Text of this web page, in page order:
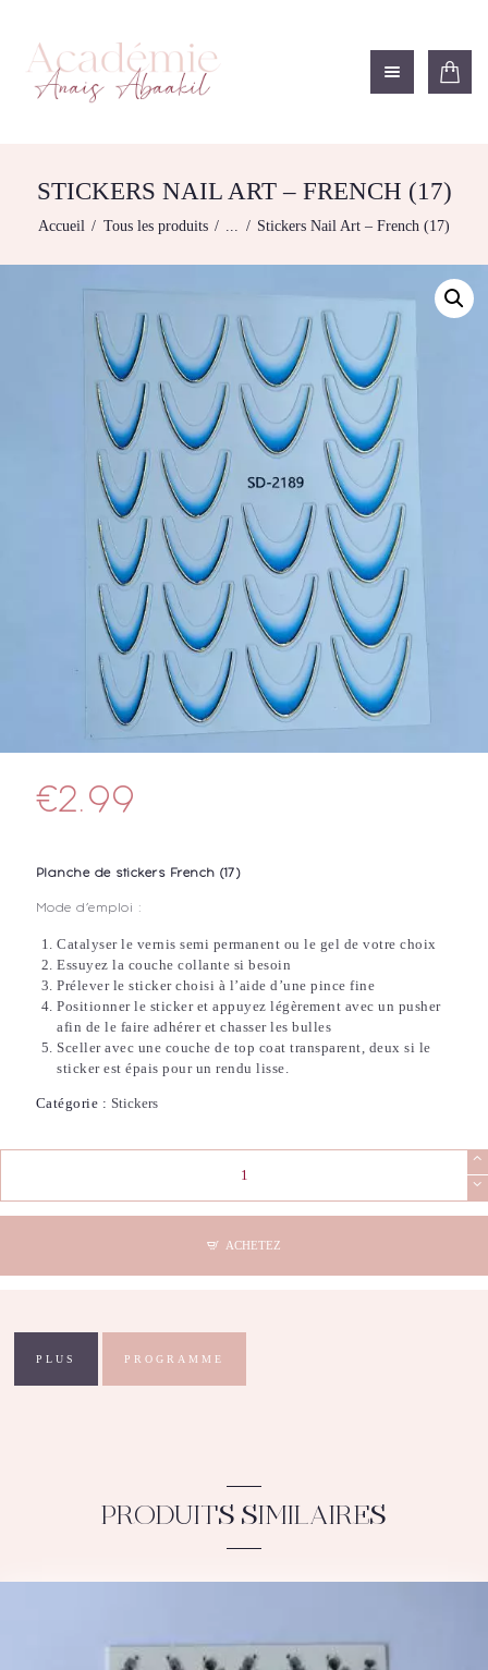
STICKERS NAIL ART – FRENCH (17)
Accueil Tous les produits ... Stickers Nail Art – French (17)
ACADÉMIE ANAÏS ABAAKIL
Formation et shop Indigo
NOS FORMATIONS
FORMATIONS
RECHERCHE
MODÈLE
€2.99
Planche de stickers French (17)
Mode d’emploi :
Catalyser le vernis semi permanent ou le gel de votre choix
Essuyez la couche collante si besoin
Prélever le sticker choisi à l’aide d’une pince fine
Positionner le sticker et appuyez légèrement avec un pusher
afin de le faire adhérer et chasser les bulles
Sceller avec une couche de top coat transparent, deux si le
sticker est épais pour un rendu lisse.
Catégorie : Stickers
Stickers
ACHETEZ
PLUS PROGRAMME
PRODUITS SIMILAIRES